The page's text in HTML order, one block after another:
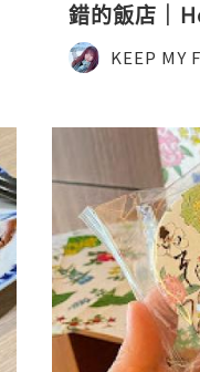
錯的飯店｜
StationKEEP MY